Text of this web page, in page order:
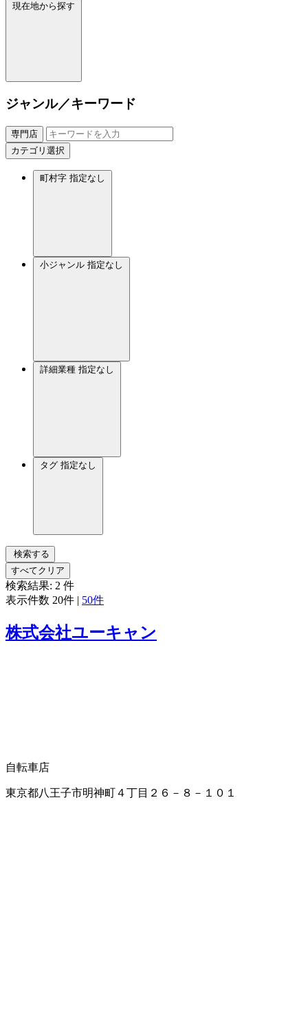
現在地から探す
ジャンル／キーワード
専門店
カテゴリ選択
町村字 指定なし
小ジャンル 指定なし
詳細業種 指定なし
タグ 指定なし
検索する
すべてクリア
検索結果: 2 件
表示件数 20件 | 50件
株式会社ユーキャン
自転車店
東京都八王子市明神町４丁目２６－８－１０１